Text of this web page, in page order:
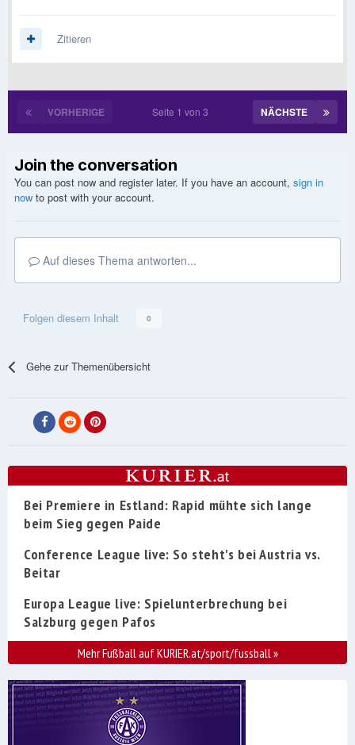
Zitieren
VORHERIGE NÄCHSTE
Seite 1 von 3
Join the conversation
You can post now and register later. If you have an account, sign in
now to post with your account.
Auf dieses Thema antworten...
Folgen diesem Inhalt 0
Gehe zur Themenübersicht
Bei Premiere in Estland: Rapid mühte sich lange
beim Sieg gegen Paide
Conference League live: So steht's bei Austria vs.
Beitar
Europa League live: Spielunterbrechung bei
Salzburg gegen Pafos
Mehr Fußball auf KURIER.at/sport/fussball»